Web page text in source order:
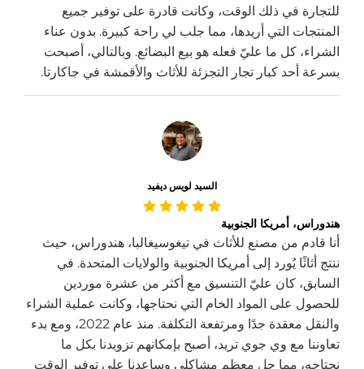
للتجارة في ذلك الوقت، وكانت قادرة على توفير جميع
المنتجات التي أريدها، مما جلب لي راحة كبيرة. بدون عناء
الشراء، كل ما عليّ فعله هو بيع البضائع. وبالتالي، أصبحت
بسرعة أحد كبار تجار التجزئة للأثاث والأقمشة في جاكارتا.
السيد لويس ديفيد
هندوراس، أمريكا الجنوبية
أنا قادم من مصنع للأثاث في تيغوسيغالبا، هندوراس، حيث
ننتج أثاثًا يُورد إلى أمريكا الجنوبية والولايات المتحدة. في
السابق، كان عليّ التنسيق مع أكثر من عشرة موردين
للحصول على المواد الخام التي نحتاجها، وكانت عملية الشراء
والنقل معقدة جدًا ومرتفعة التكلفة. منذ عام 2022، ومع بدء
تعاوننا مع وي جوي تريد، أصبح بإمكانهم تزويدنا بكل ما
نحتاجه، مما حل معظم مشاكلي وساعدنا على توفير الوقت